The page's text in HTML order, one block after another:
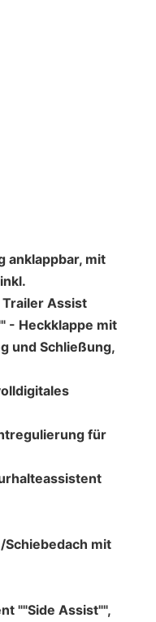
anklappbar, mit
Assist
- Heckklappe mit
und Schließung,
für
mit
""Side Assist"",